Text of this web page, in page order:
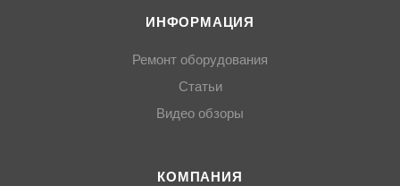
ИНФОРМАЦИЯ
Ремонт оборудования
Статьи
Видео обзоры
КОМПАНИЯ